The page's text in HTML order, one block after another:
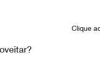
Clique